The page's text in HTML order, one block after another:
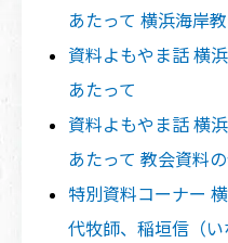
あたって 横浜海岸
資料よもやま話 横
あたって
資料よもやま話 横
あたって 教会資料
特別資料コーナー
代牧師、稲垣信（